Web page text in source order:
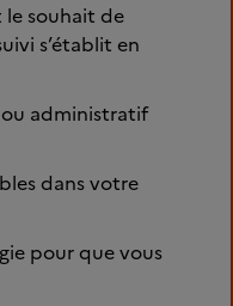
souhait de
s’établit en
administratif
dans votre
pour que vous